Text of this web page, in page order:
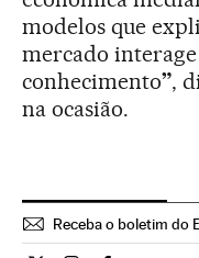
modelos que
mercado
conhecimento”,
na ocasião.
Receba o boletim do